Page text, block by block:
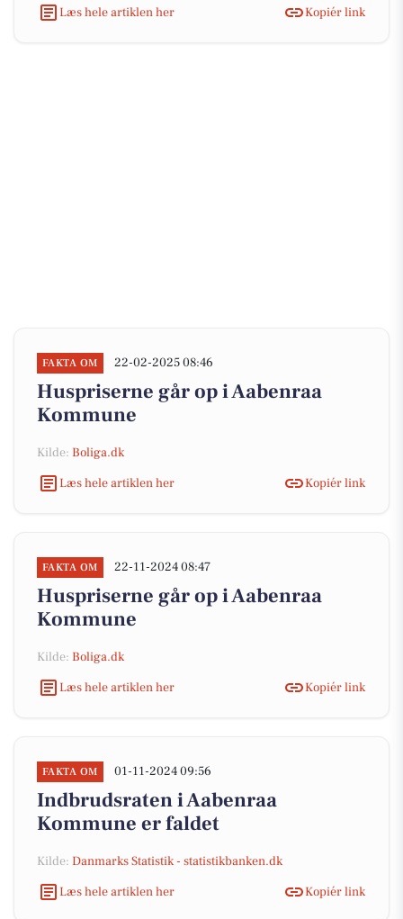
Læs hele artiklen her Kopiér link
FAKTA OM 22-02-2025 08:46
Huspriserne går op i Aabenraa
Kommune
Kilde: Boliga.dk
Læs hele artiklen her
Kopiér link
FAKTA OM 22-11-2024 08:47
Huspriserne går op i Aabenraa
Kommune
Kilde: Boliga.dk
Læs hele artiklen her
Kopiér link
FAKTA OM 01-11-2024 09:56
Indbrudsraten i Aabenraa
Kommune er faldet
Kilde: Danmarks Statistik - statistikbanken.dk
Læs hele artiklen her
Kopiér link